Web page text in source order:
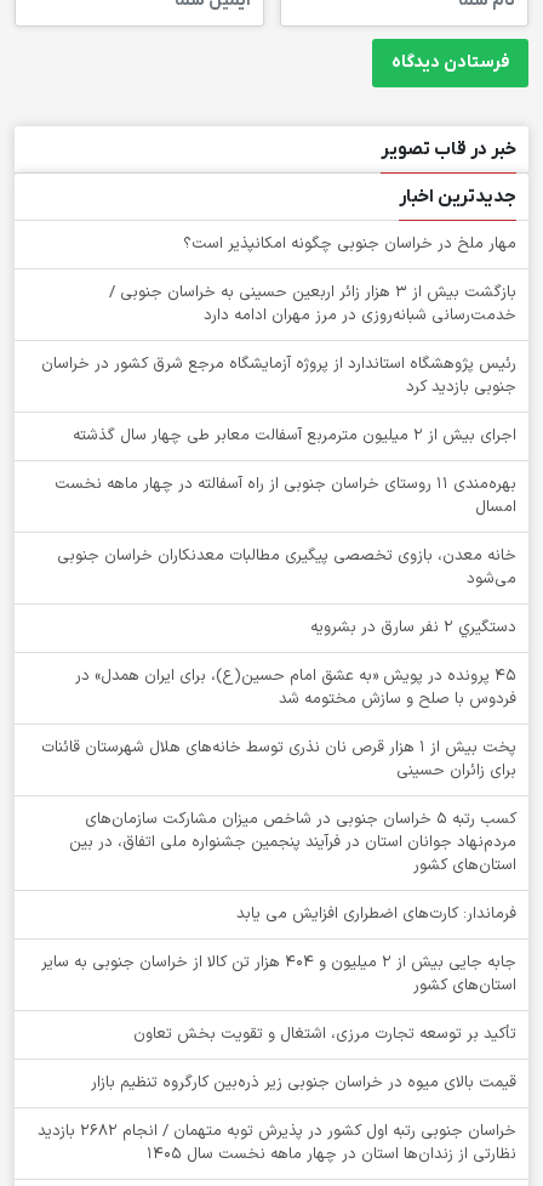
خبر در قاب تصویر
جدیدترین اخبار
‌مهار ملخ در خراسان جنوبی چگونه امکانپذیر است؟
بازگشت بیش از ۳ هزار زائر اربعین حسینی به خراسان جنوبی /
خدمت‌رسانی شبانه‌روزی در مرز مهران ادامه دارد
رئیس پژوهشگاه استاندارد از پروژه آزمایشگاه مرجع شرق کشور در خراسان
جنوبی بازدید کرد
اجرای بیش از ۲ میلیون مترمربع آسفالت معابر طی چهار سال گذشته
بهره‌مندی ۱۱ روستای خراسان جنوبی از راه آسفالته در چهار ماهه نخست
امسال
خانه معدن، بازوی تخصصی پیگیری مطالبات معدنکاران خراسان جنوبی
می‌شود
دستگيري 2 نفر سارق در بشرويه
۴۵ پرونده در پویش «به عشق امام حسین(ع)، برای ایران همدل» در
فردوس با صلح و سازش مختومه شد
پخت بیش از 1 هزار قرص نان نذری توسط خانه‌های هلال شهرستان قائنات
برای زائران حسینی
کسب رتبه ۵ خراسان جنوبی در شاخص میزان مشارکت سازمان‌های
مردم‌نهاد جوانان استان در فرآیند پنجمین جشنواره ملی اتفاق، در بین
استان‌های کشور
فرماندار: کارت‌های اضطراری افزایش می یابد
جابه جایی بیش از 2 میلیون و 404 هزار تن کالا از خراسان جنوبی به سایر
استان‌های کشور
تأکید بر توسعه تجارت مرزی، اشتغال و تقویت بخش تعاون
قیمت بالای میوه در خراسان جنوبی زیر ذره‌بین کارگروه تنظیم بازار
خراسان جنوبی رتبه اول کشور در پذیرش توبه متهمان / انجام ۲۶۸۲ بازدید
نظارتی از زندان‌ها استان در چهار ماهه نخست سال 1405